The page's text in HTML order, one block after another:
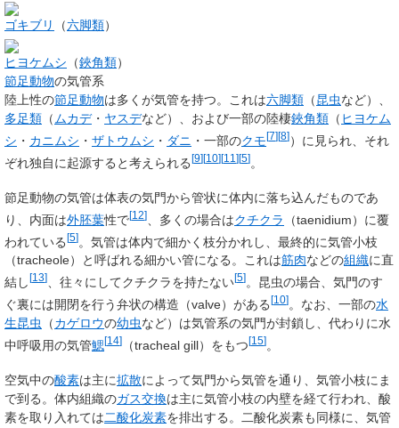
ゴキブリ （六脚類）
ヒヨケムシ （鋏角類）
節足動物の気管系
陸上性の節足動物は多くが気管を持つ。これは六脚類 （昆虫など）、
多足類 （ムカデ・ ヤスデなど）、および一部の陸棲鋏角類 （ ヒヨケム
シ ・ カニムシ ・ ザトウムシ ・ ダニ ・一部のクモ[7][8] ）に見られ、それ
ぞれ独自に起源すると考えられる[9][10][11 ][5]。
節足動物の気管は体表の気門から管状に体内に落ち込んだものであ
り、内面は外胚葉性で[12] 、多くの場合はクチクラ
（taenidium）に覆
われている[5]。気管は体内で細かく枝分かれし、最終的に気管小枝
（tracheole）と呼ばれる細かい管になる。これは筋肉などの組織に直
結し [13] 、往々にしてクチクラを持たない[5] 。昆虫の場合、気門のす
ぐ裏には開閉を行う弁状の構造（valve）がある [10] 。なお、一部の水
生昆虫
（カゲロウの幼虫など）は気管系の気門が封鎖し、代わりに水
中呼吸用の気管鰓[14] （tracheal gill）をもつ[15]。
空気中の酸素は主に拡散によって気門から気管を通り、気管小枝にま
で到る。体内組織のガス交換は主に気管小枝の内壁を経て行われ、酸
素を取り入れては二酸化炭素を排出する。二酸化炭素も同様に、気管